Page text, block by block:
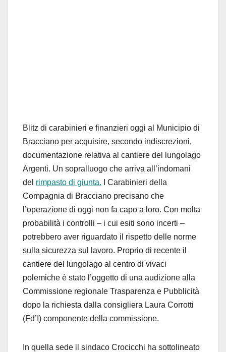
Blitz di carabinieri e finanzieri oggi al Municipio di
Bracciano per acquisire, secondo indiscrezioni,
documentazione relativa al cantiere del lungolago
Argenti. Un sopralluogo che arriva all’indomani
del rimpasto di giunta. I Carabinieri della
Compagnia di Bracciano precisano che
l’operazione di oggi non fa capo a loro. Con molta
probabilità i controlli – i cui esiti sono incerti –
potrebbero aver riguardato il rispetto delle norme
sulla sicurezza sul lavoro. Proprio di recente il
cantiere del lungolago al centro di vivaci
polemiche è stato l’oggetto di una audizione alla
Commissione regionale Trasparenza e Pubblicità
dopo la richiesta dalla consigliera Laura Corrotti
(Fd’I) componente della commissione.
In quella sede il sindaco Crocicchi ha sottolineato